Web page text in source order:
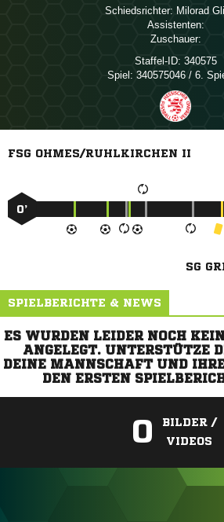
Schiedsrichter: 
Assistenten:
Zuschauer:
Staffel-ID: 340575
Spiel: 340575046 / 6.
FSG OHMES/RUHLKIRCHEN II
0’
SG
SPIELBERICHTE & NEWS
ES WURDEN LEIDER NOCH
ANGELEGT. UNTERSTÜTZE
DEINE MANNSCHAFT UND
DEN ERSTEN
0
BILDER /
VIDEOS